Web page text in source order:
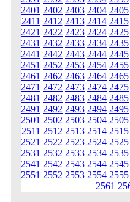
2401 2402 2403 2404 2405
2411 2412 2413 2414 2415
2421 2422 2423 2424 2425
2431 2432 2433 2434 2435
2441 2442 2443 2444 2445
2451 2452 2453 2454 2455
2461 2462 2463 2464 2465
2471 2472 2473 2474 2475
2481 2482 2483 2484 2485
2491 2492 2493 2494 2495
2501 2502 2503 2504 2505
2511 2512 2513 2514 2515
2521 2522 2523 2524 2525
2531 2532 2533 2534 2535
2541 2542 2543 2544 2545
2551 2552 2553 2554 2555
2561